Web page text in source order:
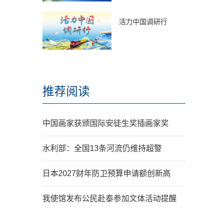
活力中国调研行
推荐阅读
中国画家获颁国际安徒生奖插画家奖
水利部：全国13条河流仍维持超警
日本2027财年防卫预算申请额创新高
我使馆发布公民赴泰参加文体活动提醒